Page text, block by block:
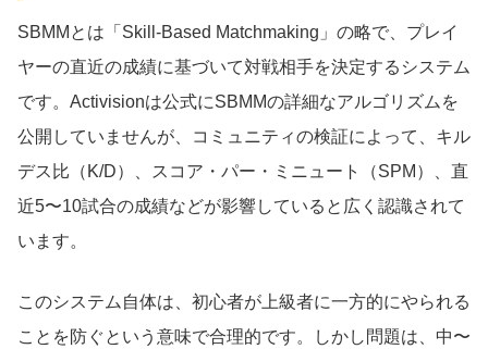
SBMMとは「Skill-Based Matchmaking」の略で、プレイ
ヤーの直近の成績に基づいて対戦相手を決定するシステム
です。Activisionは公式にSBMMの詳細なアルゴリズムを
公開していませんが、コミュニティの検証によって、キル
デス比（K/D）、スコア・パー・ミニュート（SPM）、直
近5〜10試合の成績などが影響していると広く認識されて
います。
このシステム自体は、初心者が上級者に一方的にやられる
ことを防ぐという意味で合理的です。しかし問題は、中〜